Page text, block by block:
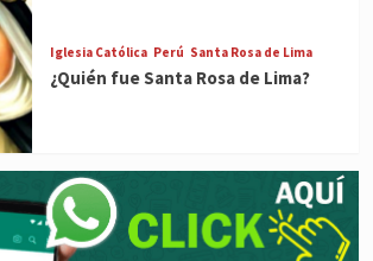
Iglesia Católica Perú Santa Rosa de Lima
¿Quién fue Santa Rosa de Lima?